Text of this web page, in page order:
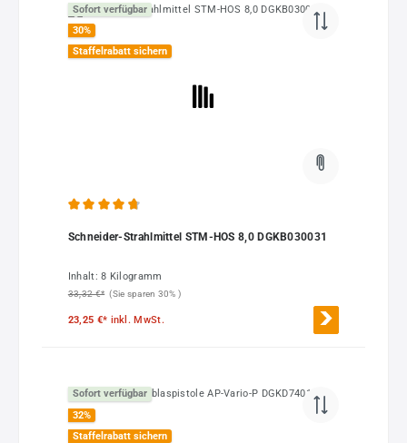
Sofort verfügbar
30%
Staffelrabatt sichern
Schneider-Strahlmittel STM-HOS 8,0 DGKB030031
Inhalt:8 Kilogramm
33,32 €* (Sie sparen 30% )
23,25 €* inkl. MwSt.
Sofort verfügbar
32%
Staffelrabatt sichern